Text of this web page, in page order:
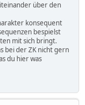
über den
konsequent
bespielst
mit sich bringt.
bei der ZK nicht gern
du hier was